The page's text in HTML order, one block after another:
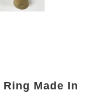
Made In